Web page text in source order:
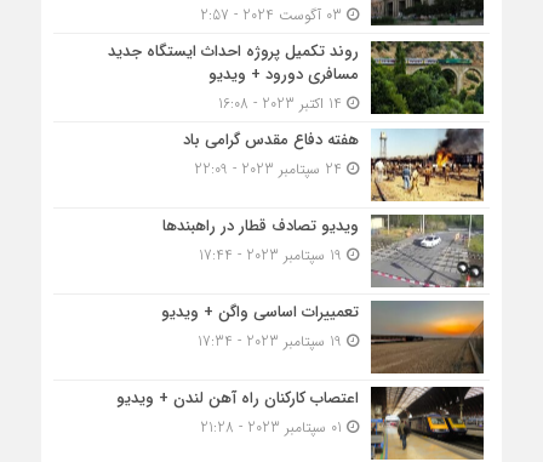
روند تکمیل پروژه احداث ایستگاه جدید
مسافری دورود + ویدیو
هفته دفاع مقدس گرامی باد
ویدیو تصادف قطار در راهبندها
تعمییرات اساسی واگن + ویدیو
اعتصاب کارکنان راه آهن لندن + ویدیو